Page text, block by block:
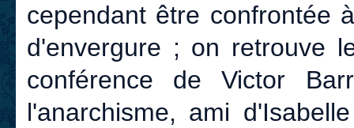
cependant être confrontée
d'envergure ; on retrouve
conférence de Victor
l'anarchisme, ami